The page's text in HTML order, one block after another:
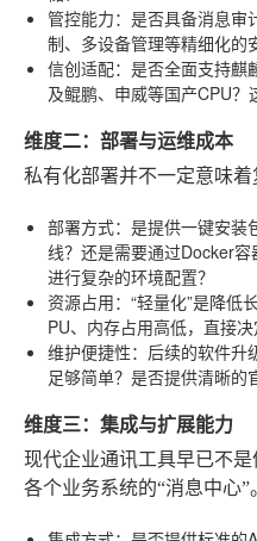
管控能力：是否具备消息审
制、多设备管理等精细化的
信创适配：是否全面支持麒
及鲲鹏、申威等国产CPU？
维度二：部署与运维成本
私有化部署并不一定意味着
部署方式：是提供一键安装
线？还是需要通过Docker
进行复杂的环境配置？
资源占用：“轻量化”是降低
PU、内存占用高低，直接
维护便捷性：后续的软件升
足够简单？是否提供清晰的
维度三：集成与扩展能力
现代企业通讯工具早已不
各个业务系统的“消息中心”